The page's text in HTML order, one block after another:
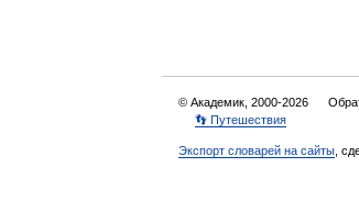
© Академик, 2000-2026
👣 Путешествия
Экспорт словарей на сайты ,